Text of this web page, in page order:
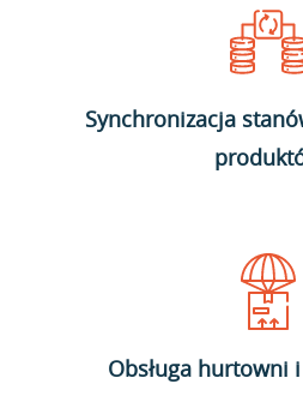
Synchronizacja
Obsługa hurtowni